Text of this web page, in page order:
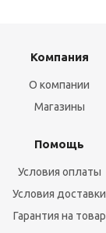
Компания
О компании
Магазины
Помощь
Условия оплаты
Условия доставки
Гарантия на товар